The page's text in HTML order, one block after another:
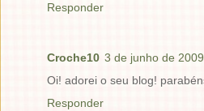
Responder
Croche10 3 de junho de
Oi! adorei o seu blog!
Responder